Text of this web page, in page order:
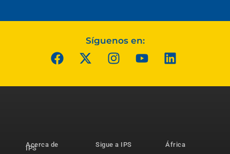
Síguenos en:
Acerca de
IPS
Sigue a IPS
África